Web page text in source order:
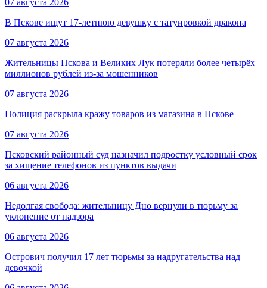
07 августа 2026
В Пскове ищут 17‑летнюю девушку с татуировкой дракона
07 августа 2026
Жительницы Пскова и Великих Лук потеряли более четырёх
миллионов рублей из-за мошенников
07 августа 2026
Полиция раскрыла кражу товаров из магазина в Пскове
07 августа 2026
Псковский районный суд назначил подростку условный срок
за хищение телефонов из пунктов выдачи
06 августа 2026
Недолгая свобода: жительницу Дно вернули в тюрьму за
уклонение от надзора
06 августа 2026
Острович получил 17 лет тюрьмы за надругательства над
девочкой